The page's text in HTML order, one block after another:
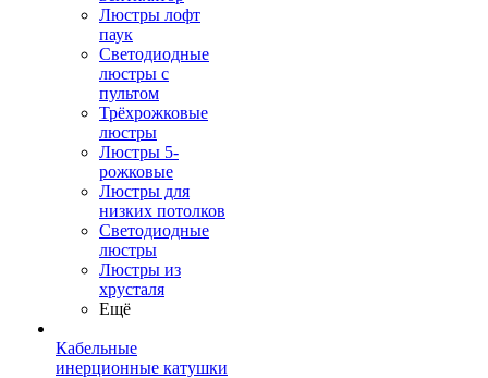
Люстры лофт
паук
Светодиодные
люстры с
пультом
Трёхрожковые
люстры
Люстры 5-
рожковые
Люстры для
низких потолков
Cветодиодные
люстры
Люстры из
хрусталя
Ещё
Кабельные
инерционные катушки